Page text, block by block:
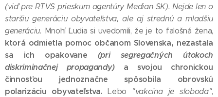
(viď pre RTVS prieskum agentúry Median SK). Nejde len o
staršiu generáciu obyvateľstva, ale aj strednú a mladšiu
generáciu. Mnohí Ľudia si uvedomili, že je to falošná žena,
ktorá odmietla pomoc občanom Slovenska, nezastala
sa ich opakovane (pri segregačných útokoch
diskriminačnej propagandy) a svojou chronickou
činnosťou jednoznačne spôsobila obrovskú
polarizáciu obyvateľstva. Lebo "vakcína je sloboda",